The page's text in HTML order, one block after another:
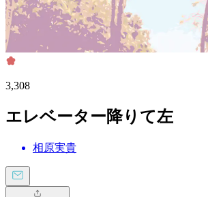
3,308
エレベーター降りて左
相原実貴